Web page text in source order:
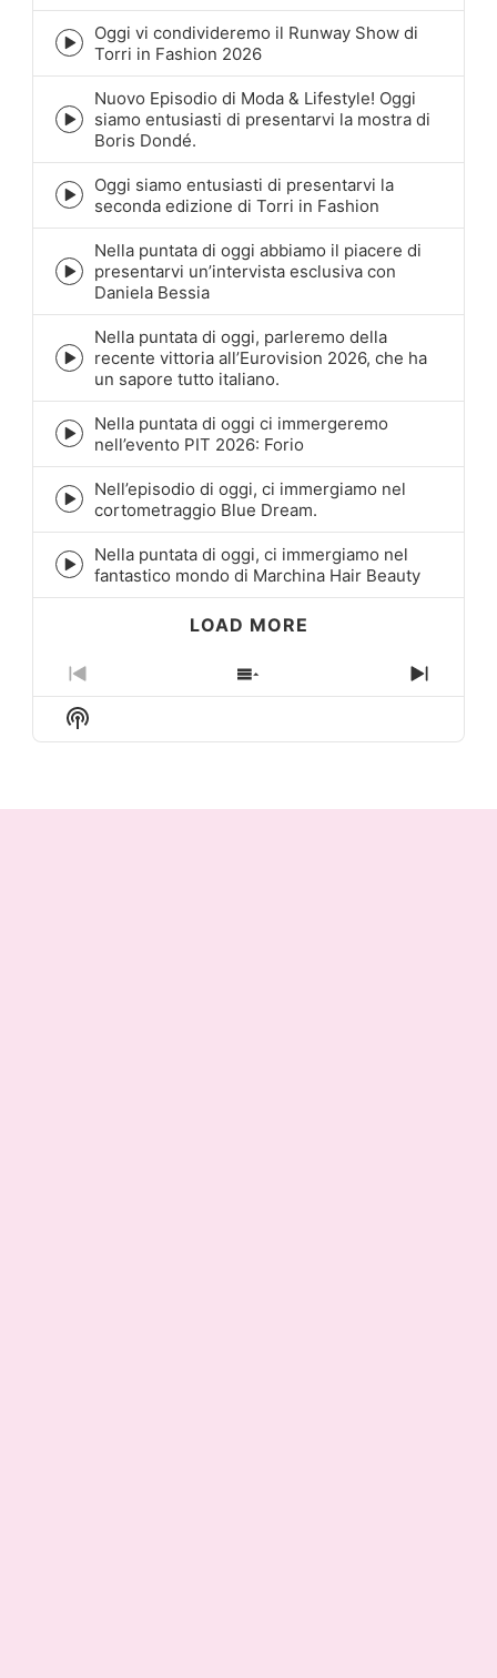
icon
Episode
play
icon
Oggi vi condivideremo il Runway Show di
Torri in Fashion 2026
Episode
play
icon
Nuovo Episodio di Moda & Lifestyle! Oggi
siamo entusiasti di presentarvi la mostra di
Boris Dondé.
Episode
play
icon
Oggi siamo entusiasti di presentarvi la
seconda edizione di Torri in Fashion
Episode
play
icon
Nella puntata di oggi abbiamo il piacere di
presentarvi un’intervista esclusiva con
Daniela Bessia
Episode
play
icon
Nella puntata di oggi, parleremo della
recente vittoria all’Eurovision 2026, che ha
un sapore tutto italiano.
Episode
play
icon
Nella puntata di oggi ci immergeremo
nell’evento PIT 2026: Forio
Episode
play
icon
Nell’episodio di oggi, ci immergiamo nel
cortometraggio Blue Dream.
Episode
play
Nella puntata di oggi, ci immergiamo nel
fantastico mondo di Marchina Hair Beauty
LOAD MORE
Previous
Episode
Show
Episodes
Next
Show
Podcast